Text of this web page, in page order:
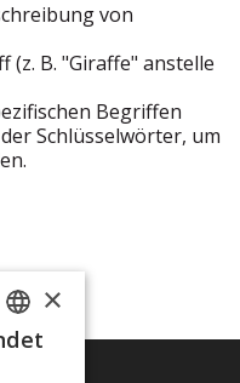
von
(z. B. "Giraffe" anstelle
Begriffen
Schlüsselwörter, um
FRENCH
×